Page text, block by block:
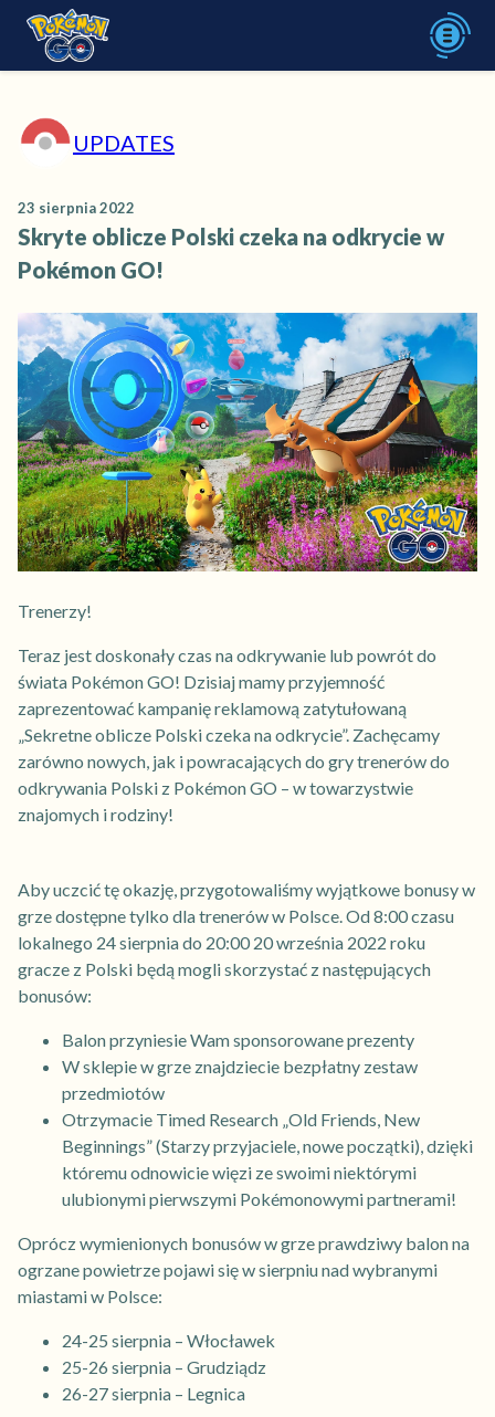
UPDATES
23 sierpnia 2022
Skryte oblicze Polski czeka na odkrycie w
Pokémon GO!
Trenerzy!
Teraz jest doskonały czas na odkrywanie lub powrót do
świata Pokémon GO! Dzisiaj mamy przyjemność
zaprezentować kampanię reklamową zatytułowaną
„Sekretne oblicze Polski czeka na odkrycie”. Zachęcamy
zarówno nowych, jak i powracających do gry trenerów do
odkrywania Polski z Pokémon GO – w towarzystwie
znajomych i rodziny!
Aby uczcić tę okazję, przygotowaliśmy wyjątkowe bonusy w
grze dostępne tylko dla trenerów w Polsce. Od 8:00 czasu
lokalnego 24 sierpnia do 20:00 20 września 2022 roku
gracze z Polski będą mogli skorzystać z następujących
bonusów:
Balon przyniesie Wam sponsorowane prezenty
W sklepie w grze znajdziecie bezpłatny zestaw
przedmiotów
Otrzymacie Timed Research „Old Friends, New
Beginnings” (Starzy przyjaciele, nowe początki), dzięki
któremu odnowicie więzi ze swoimi niektórymi
ulubionymi pierwszymi Pokémonowymi partnerami!
Oprócz wymienionych bonusów w grze prawdziwy balon na
ogrzane powietrze pojawi się w sierpniu nad wybranymi
miastami w Polsce:
24-25 sierpnia – Włocławek
25-26 sierpnia – Grudziądz
26-27 sierpnia – Legnica